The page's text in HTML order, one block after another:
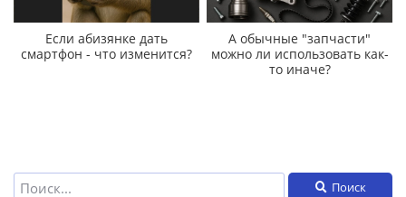
Если абизянке дать
смартфон - что изменится?
А обычные "запчасти"
можно ли использовать как-
то иначе?
Поиск